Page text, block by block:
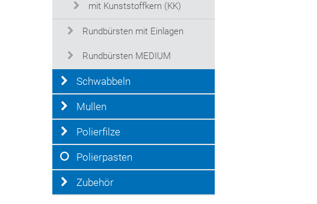
mit Kunststoffkern (KK)
Rundbürsten mit Einlagen
Rundbürsten MEDIUM
Schwabbeln
Mullen
Polierfilze
Polierpasten
Zubehör